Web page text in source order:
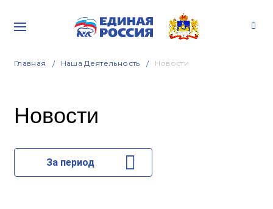
Главная Наша Деятельность Новости
Новости
За период